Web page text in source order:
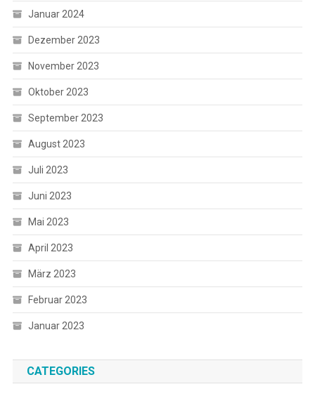
Januar 2024
Dezember 2023
November 2023
Oktober 2023
September 2023
August 2023
Juli 2023
Juni 2023
Mai 2023
April 2023
März 2023
Februar 2023
Januar 2023
CATEGORIES